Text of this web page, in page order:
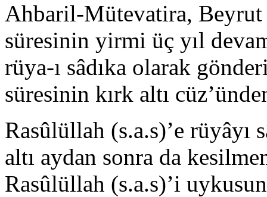
Ahbaril-Mütevatira,
süresinin yirmi üç yıl
rüya-ı sâdıka olarak
süresinin kırk altı
Rasûlüllah (s.a.s)’e
altı aydan sonra da
Rasûlüllah (s.a.s)’i